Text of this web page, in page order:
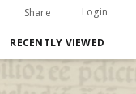
Share Login
RECENTLY VIEWED